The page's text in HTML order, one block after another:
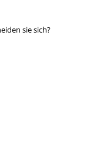
sie sich?